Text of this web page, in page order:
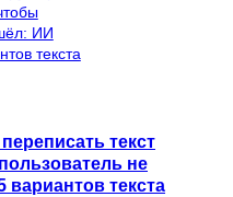
текст
не
текста